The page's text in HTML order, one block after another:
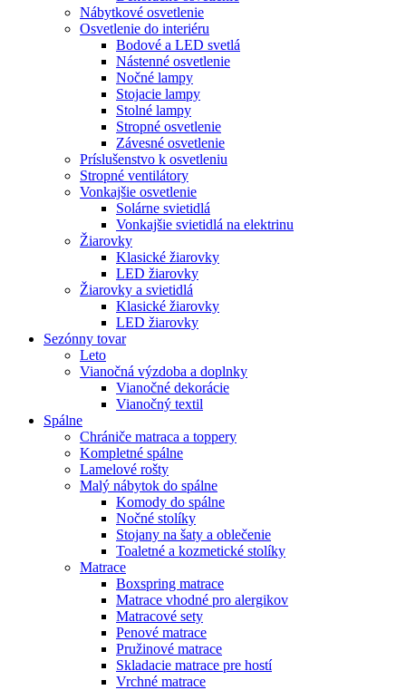
Nábytkové osvetlenie
Osvetlenie do interiéru
Bodové a LED svetlá
Nástenné osvetlenie
Nočné lampy
Stojacie lampy
Stolné lampy
Stropné osvetlenie
Závesné osvetlenie
Príslušenstvo k osvetleniu
Stropné ventilátory
Vonkajšie osvetlenie
Solárne svietidlá
Vonkajšie svietidlá na elektrinu
Žiarovky
Klasické žiarovky
LED žiarovky
Žiarovky a svietidlá
Klasické žiarovky
LED žiarovky
Sezónny tovar
Leto
Vianočná výzdoba a doplnky
Vianočné dekorácie
Vianočný textil
Spálne
Chrániče matraca a toppery
Kompletné spálne
Lamelové rošty
Malý nábytok do spálne
Komody do spálne
Nočné stolíky
Stojany na šaty a oblečenie
Toaletné a kozmetické stolíky
Matrace
Boxspring matrace
Matrace vhodné pro alergikov
Matracové sety
Penové matrace
Pružinové matrace
Skladacie matrace pre hostí
Vrchné matrace